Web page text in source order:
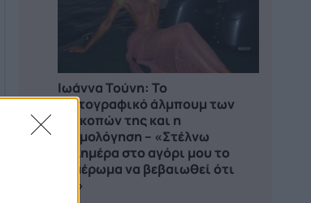
Ιωάννα Τούνη: Το
φωτογραφικό άλμπουμ των
διακοπών της και η
εξομολόγηση – «Στέλνω
καλημέρα στο αγόρι μου το
ξημέρωμα να βεβαιωθεί ότι
ζω»